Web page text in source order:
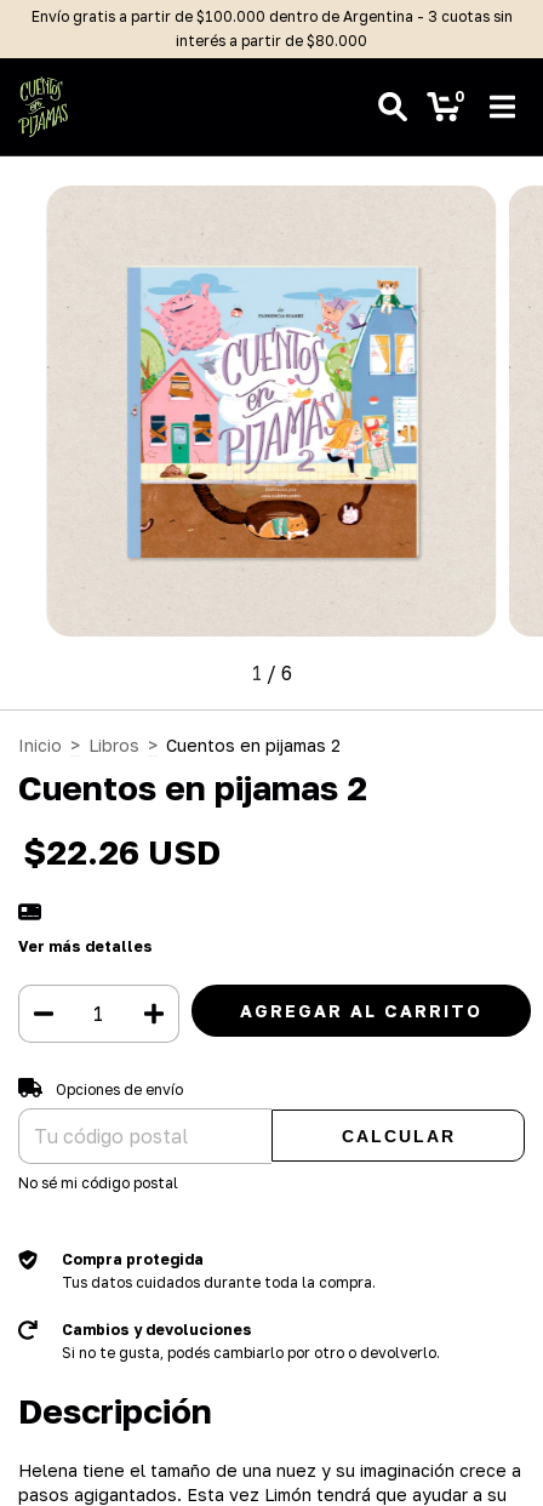
Envío gratis a partir de $100.000 dentro de Argentina - 3 cuotas sin
interés a partir de $80.000
0
1 / 6
Inicio > Libros > Cuentos en pijamas 2
Cuentos en pijamas 2
$22.26 USD
Ver más detalles
Entregas para el CP:
Opciones de envío
CALCULAR
No sé mi código postal
Compra protegida
Tus datos cuidados durante toda la compra.
Cambios y devoluciones
Si no te gusta, podés cambiarlo por otro o devolverlo.
Descripción
Helena tiene el tamaño de una nuez y su imaginación crece a
pasos agigantados. Esta vez Limón tendrá que ayudar a su